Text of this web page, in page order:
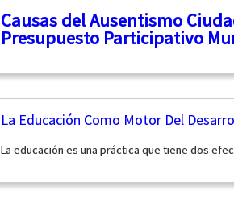
Causas del Ausentismo
Presupuesto Participativo
La Educación Como Motor Del
La educación es una práctica que tiene dos